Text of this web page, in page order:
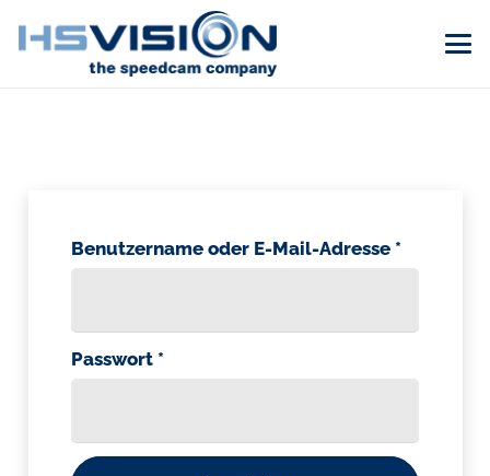
Benutzername oder E-Mail-Adresse *
Passwort *